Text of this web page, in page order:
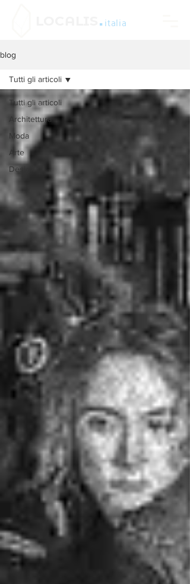
.italia
blog
Tutti gli articoli
Architettura
Moda
Arte
Design
Tutti gli articoli